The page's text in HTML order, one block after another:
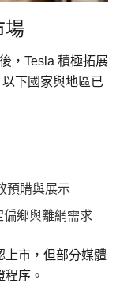
場
，Tesla 積極拓展
下國家與地區已
預購與展示
偏鄉與離網需求
上市，但部分媒體
序。